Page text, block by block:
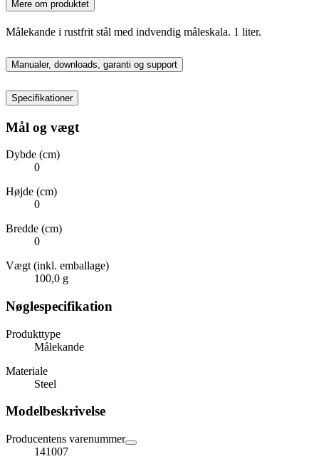
Mere om produktet
Målekande i rustfrit stål med indvendig måleskala. 1 liter.
Manualer, downloads, garanti og support
Specifikationer
Mål og vægt
Dybde (cm)
0
Højde (cm)
0
Bredde (cm)
0
Vægt (inkl. emballage)
100,0 g
Nøglespecifikation
Produkttype
Målekande
Materiale
Steel
Modelbeskrivelse
Producentens varenummer
141007